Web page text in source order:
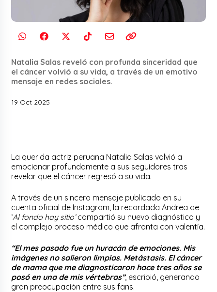
Natalia Salas reveló con profunda sinceridad que
el cáncer volvió a su vida, a través de un emotivo
mensaje en redes sociales.
19 Oct 2025
La querida actriz peruana Natalia Salas volvió a
emocionar profundamente a sus seguidores tras
revelar que el cáncer regresó a su vida.
A través de un sincero mensaje publicado en su
cuenta oficial de Instagram, la recordada Andrea de
‘Al fondo hay sitio’compartió su nuevo diagnóstico y
el complejo proceso médico que afronta con valentía.
“El mes pasado fue un huracán de emociones. Mis
imágenes no salieron limpias. Metástasis. El cáncer
de mama que me diagnosticaron hace tres años se
posó en una de mis vértebras”, escribió, generando
gran preocupación entre sus fans.